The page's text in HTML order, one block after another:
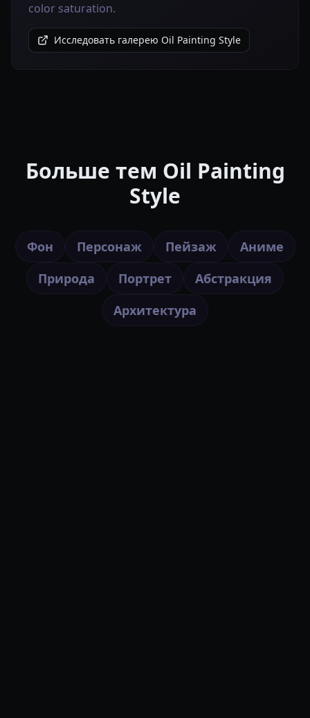
color saturation.
Исследовать галерею Oil Painting Style
Больше тем Oil Painting
Style
Фон Персонаж Пейзаж
Аниме
Природа
Портрет
Абстракция
Архитектура